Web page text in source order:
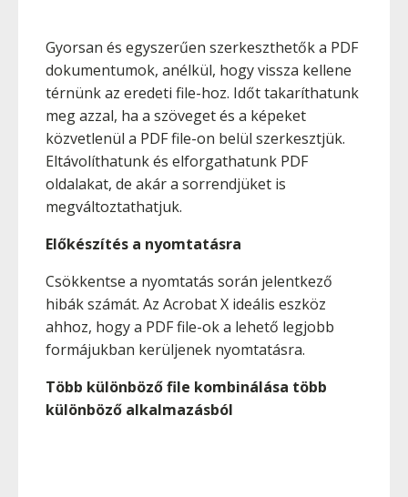
Gyorsan és egyszerűen szerkeszthetők a PDF
dokumentumok, anélkül, hogy vissza kellene
térnünk az eredeti file-hoz. Időt takaríthatunk
meg azzal, ha a szöveget és a képeket
közvetlenül a PDF file-on belül szerkesztjük.
Eltávolíthatunk és elforgathatunk PDF
oldalakat, de akár a sorrendjüket is
megváltoztathatjuk.
Előkészítés a nyomtatásra
Csökkentse a nyomtatás során jelentkező
hibák számát. Az Acrobat X ideális eszköz
ahhoz, hogy a PDF file-ok a lehető legjobb
formájukban kerüljenek nyomtatásra.
Több különböző file kombinálása több
különböző alkalmazásból